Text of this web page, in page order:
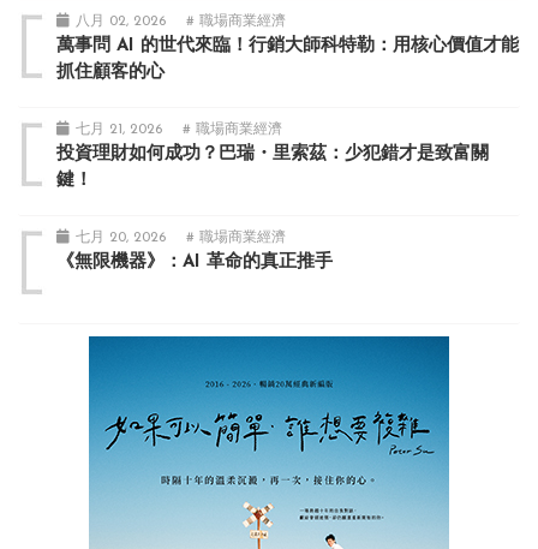
八月 02, 2026 # 職場商業經濟
萬事問 AI 的世代來臨！行銷大師科特勒：用核心價值才能
抓住顧客的心
七月 21, 2026 # 職場商業經濟
投資理財如何成功？巴瑞・里索茲：少犯錯才是致富關
鍵！
七月 20, 2026 # 職場商業經濟
《無限機器》：AI 革命的真正推手